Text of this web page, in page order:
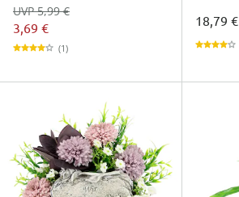
3,69 €
UVP 5,99 €
(1)
18,79 €